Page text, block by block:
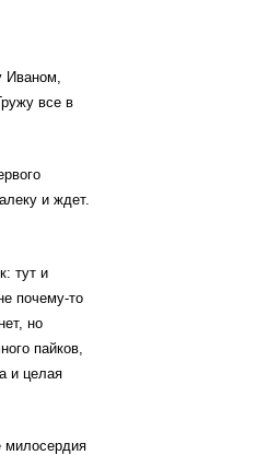
Иваном,
все в
и ждет.
тут и
почему-то
но
пайков,
и целая
милосердия